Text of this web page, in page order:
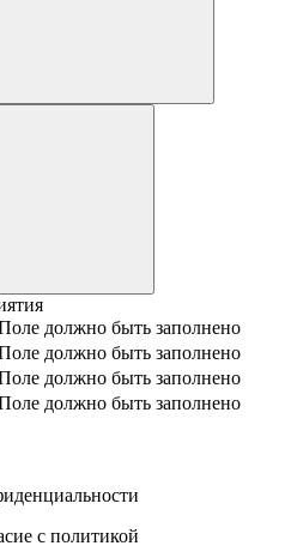
должно быть заполнено
должно быть заполнено
должно быть заполнено
должно быть заполнено
с политикой